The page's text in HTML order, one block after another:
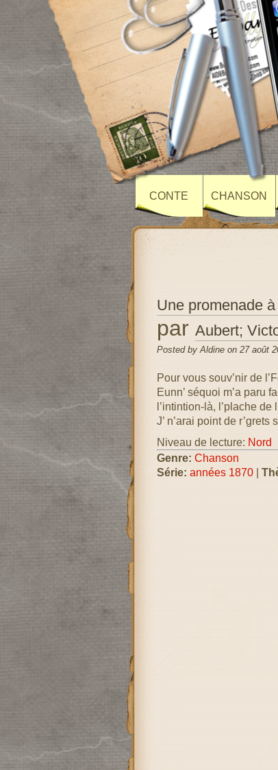
CONTE CHANSON
Une promenade
par Aubert;
Posted by Aldine on 27 août
Pour vous souv’nir de
Eunn’ séquoi m’a paru
l’intintion-là, l’plache
J’ n’arai point de r’grets
Niveau de lecture: Nord
Genre: Chanson
Série: années 1870|